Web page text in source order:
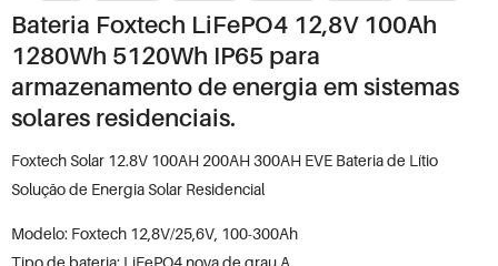
Bateria Foxtech LiFePO4 12,8V 100Ah
1280Wh 5120Wh IP65 para
armazenamento de energia em sistemas
solares residenciais.
Foxtech Solar 12.8V 100AH ​​200AH 300AH EVE Bateria de Lítio
Solução de Energia Solar Residencial
Modelo: Foxtech 12,8V/25,6V, 100-300Ah
Tipo de bateria: LiFePO4 nova de grau A